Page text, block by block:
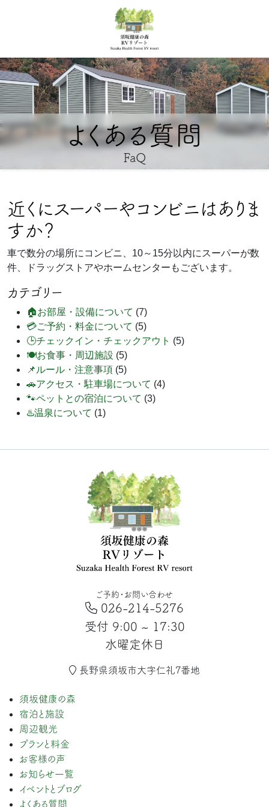
よくある質問
FaQ
近くにスーパーやコンビニはありま
すか？
車で数分の場所にコンビニ、10～15分以内にスーパーが数
件、ドラッグストアやホームセンターもございます。
カテゴリー
🏠お部屋・設備について (7)
💳ご予約・料金について (5)
🕒チェックイン・チェックアウト (5)
🍽️お食事・周辺施設 (5)
📌ルール・注意事項 (5)
🚗アクセス・駐車場について (4)
🐾ペットとの宿泊について (3)
♨️温泉について (1)
ご予約・お問い合わせ
026-214-5276
受付 9:00 ~ 17:30
水曜定休日
長野県須坂市大字仁礼7番地
須坂健康の森
宿泊と施設
周辺観光
プランと料金
お客様の声
お知らせ一覧
イベントとブログ
よくある質問